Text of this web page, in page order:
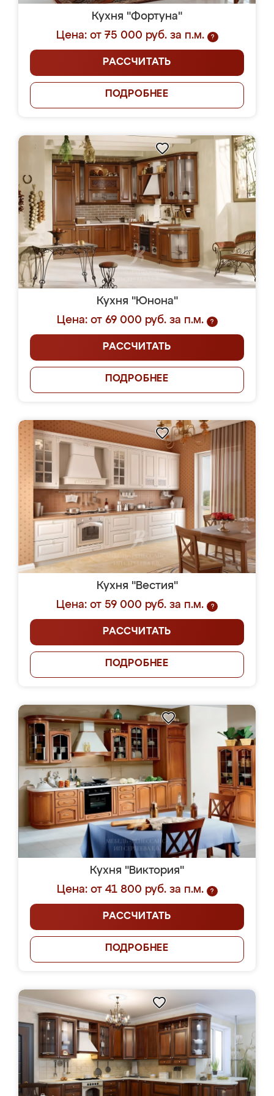
Кухня "Фортуна"
Цена: от 75 000 руб. за п.м.
?
РАССЧИТАТЬ
ПОДРОБНЕЕ
Кухня "Юнона"
Цена: от 69 000 руб. за п.м.
?
РАССЧИТАТЬ
ПОДРОБНЕЕ
Кухня "Вестия"
Цена: от 59 000 руб. за п.м.
?
РАССЧИТАТЬ
ПОДРОБНЕЕ
Кухня "Виктория"
Цена: от 41 800 руб. за п.м.
?
РАССЧИТАТЬ
ПОДРОБНЕЕ